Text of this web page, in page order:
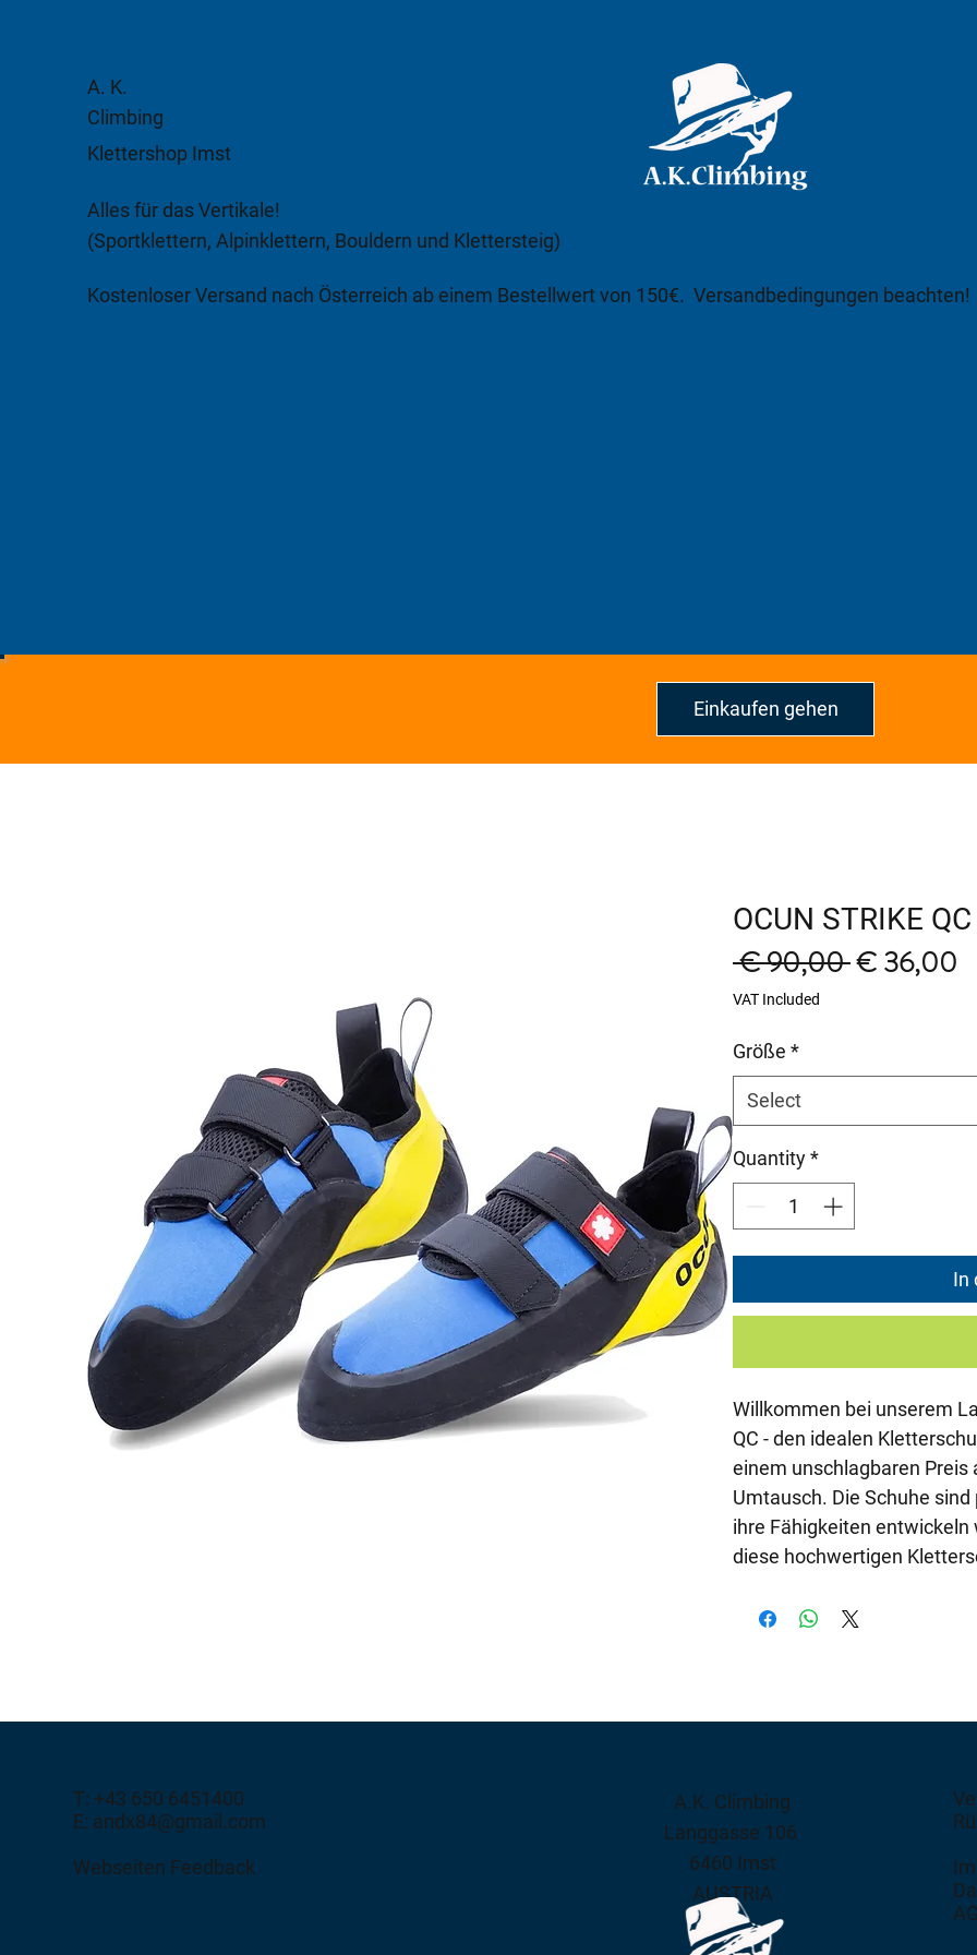
A. K.
Climbing
Klettershop Imst
Alles für das Vertikale!
(Sportklettern, Alpinklettern, Bouldern und Klettersteig)
Kostenloser Versand nach Österreich ab einem Bestellwert von 150€. Versandbedingungen beachten!
OCUN STRIKE QC
€ 90,00 Regular
€ 36,00
VAT Included
Größe *
Select
Quantity*
In
Willkommen bei unserem
QC - den idealen
einem unschlagbaren Preis
Umtausch. Die Schuhe
ihre Fähigkeiten entwickeln
diese hochwertigen
Einkaufen gehen
A.K. Climbing
Langgasse 106
6460 Imst
AUSTRIA
T: +43 650 6451400
E: andx84@gmail.com
Webseiten Feedback